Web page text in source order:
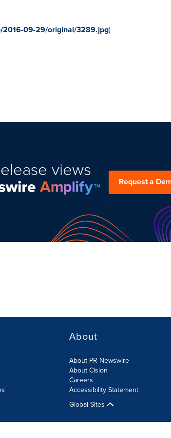
2016-09-29/original/3289.jpg)
views
Request a
About
About PR Newswire
About Cision
Careers
Accessibility Statement
Global Sites